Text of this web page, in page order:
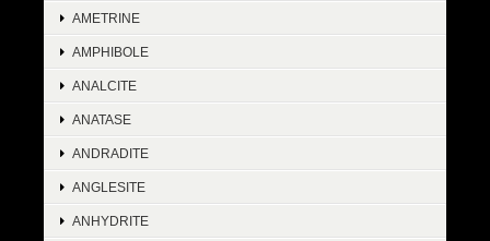
AMETRINE
AMPHIBOLE
ANALCITE
ANATASE
ANDRADITE
ANGLESITE
ANHYDRITE